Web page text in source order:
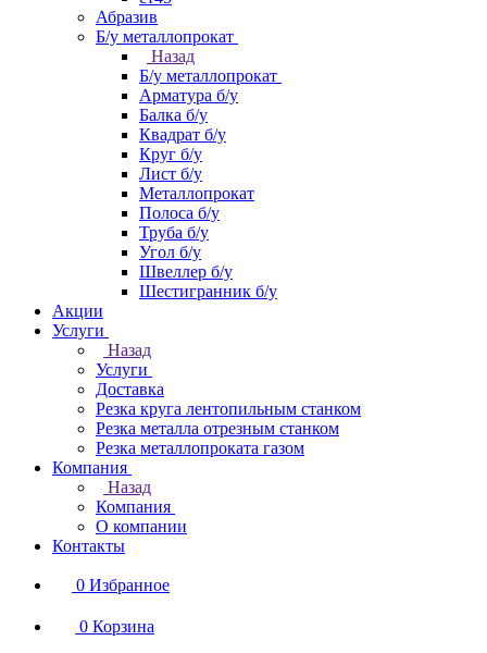
Абразив
Б/у металлопрокат
Назад
Б/у металлопрокат
Арматура б/у
Балка б/у
Квадрат б/у
Круг б/у
Лист б/у
Металлопрокат
Полоса б/у
Труба б/у
Угол б/у
Швеллер б/у
Шестигранник б/у
Акции
Услуги
Назад
Услуги
Доставка
Резка круга лентопильным станком
Резка металла отрезным станком
Резка металлопроката газом
Компания
Назад
Компания
О компании
Контакты
0 Избранное
0 Корзина